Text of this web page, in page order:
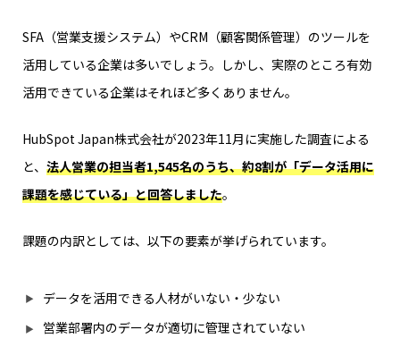
SFA（営業支援システム）やCRM（顧客関係管理）のツールを
活用している企業は多いでしょう。しかし、実際のところ有効
活用できている企業はそれほど多くありません。
HubSpot Japan株式会社が2023年11月に実施した調査による
と、 法人営業の担当者1,545名のうち、約8割が「データ活用に
課題を感じている」と回答しました。
課題の内訳としては、以下の要素が挙げられています。
データを活用できる人材がいない・少ない
営業部署内のデータが適切に管理されていない